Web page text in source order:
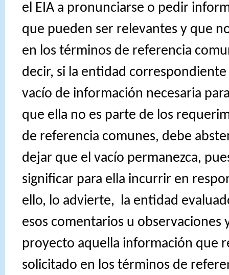
el EIA a pronunciarse o pedir
que pueden ser relevantes y que
en los términos de referencia
decir, si la entidad
vacío de información necesaria
que ella no es parte de los
de referencia comunes, debe
dejar que el vacío permanezca,
significar para ella incurrir en
ello, lo advierte,
la entidad
esos comentarios u observaciones
proyecto aquella información que
solicitado en los términos de